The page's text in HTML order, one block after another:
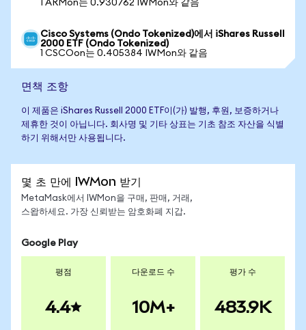
1 ARMon는 0.930762 IWMon와 같음
Cisco Systems (Ondo Tokenized)에서 iShares Russell
2000 ETF (Ondo Tokenized)
1 CSCOon는 0.405384 IWMon와 같음
면책 조항
이 제품은 iShares Russell 2000 ETF이(가) 발행, 후원, 보증하거나
제휴한 것이 아닙니다. 회사명 및 기타 상표는 기초 참조 자산을 식별
하기 위해서만 사용됩니다.
몇 초 만에 IWMon 받기
MetaMask에서 IWMon을 구매, 판매, 거래,
스왑하세요. 가장 신뢰받는 암호화폐 지갑.
Google Play
평점
4.4
다운로드 수
10M+
평가 수
483.9K